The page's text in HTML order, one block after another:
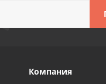
Компания